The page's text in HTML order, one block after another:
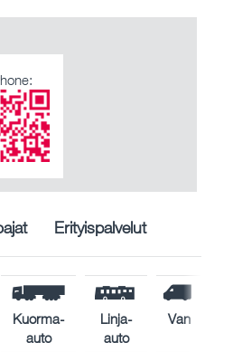
Erityispalvelut
Kuorma-
auto
Linja-
auto
Van